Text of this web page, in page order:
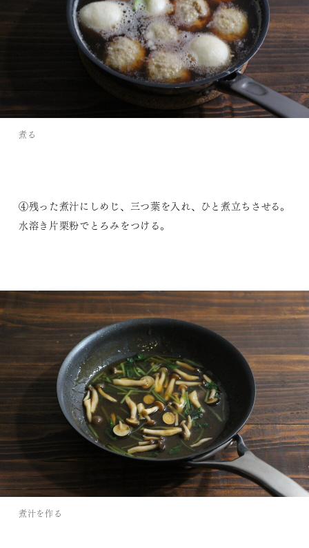
煮る
④残った煮汁にしめじ、三つ葉を入れ、ひと煮立ちさせる。
水溶き片栗粉でとろみをつける。
煮汁を作る